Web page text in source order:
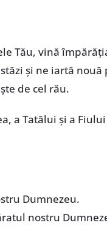
Tău, vină
și ne iartă
de cel rău.
a Tatălui și a
Dumnezeu.
nostru